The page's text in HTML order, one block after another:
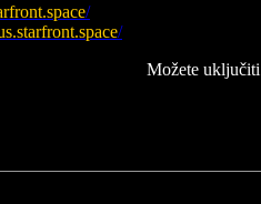
/
/
Možete